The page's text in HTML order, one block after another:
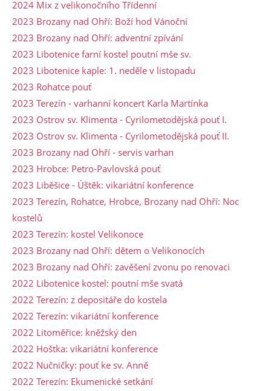
2024 Mix z velikonočního Třídenní
2023 Brozany nad Ohří: Boží hod Vánoční
2023 Brozany nad Ohří: adventní zpívání
2023 Libotenice farní kostel poutní mše sv.
2023 Libotenice kaple: 1. neděle v listopadu
2023 Rohatce pouť
2023 Terezín - varhanní koncert Karla Martínka
2023 Ostrov sv. Klimenta - Cyrilometodějská pouť I.
2023 Ostrov sv. Klimenta - Cyrilometodějská pouť II.
2023 Brozany nad Ohří - servis varhan
2023 Hrobce: Petro-Pavlovská pouť
2023 Liběšice - Úštěk: vikariátní konference
2023 Terezín, Rohatce, Hrobce, Brozany nad Ohří: Noc
kostelů
2023 Terezín: kostel Velikonoce
2023 Brozany nad Ohří: dětem o Velikonocích
2023 Brozany nad Ohří: zavěšení zvonu po renovaci
2022 Libotenice kostel: poutní mše svatá
2022 Terezín: z depositáře do kostela
2022 Terezín: vikariátní konference
2022 Litoměřice: kněžský den
2022 Hoštka: vikariátní konference
2022 Nučničky: pouť ke sv. Anně
2022 Terezín: Ekumenické setkání